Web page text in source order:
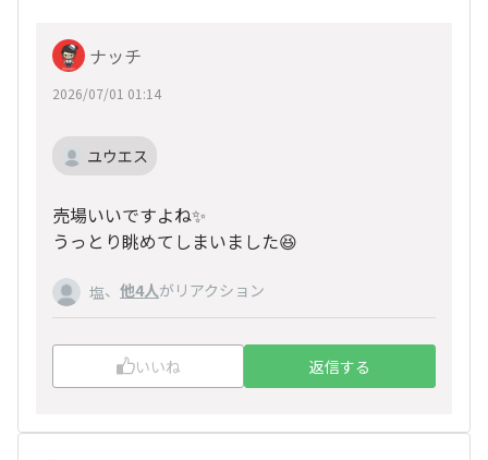
ナッチ
2026/07/01 01:14
ユウエス
売場いいですよね✨
うっとり眺めてしまいました😆
塩、 他4人がリアクション
いいね 返信する